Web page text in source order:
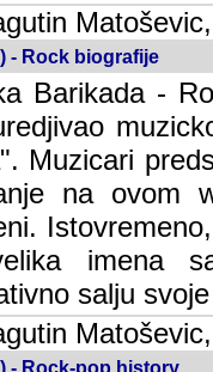
- Rock biografije
Barikada -
Muzicari
na ovom
imena
salju
- Rock-pop history